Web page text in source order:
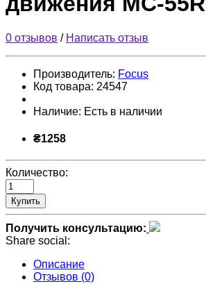
0 отзывов / Написать отзыв
Производитель: Focus
Код товара: 24547
Наличие: Есть в наличии
₴1258
Количество:
Купить
Получить консультацию:
Share social:
Описание
Отзывов (0)